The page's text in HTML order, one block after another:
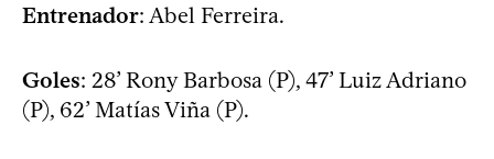
Entrenador: Abel Ferreira.
Goles: 28’ Rony Barbosa (P), 47’ Luiz Adriano
(P), 62’ Matías Viña (P).